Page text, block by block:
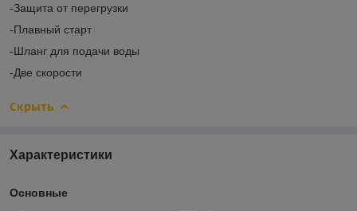
-Защита от перегрузки
-Плавный старт
-Шланг для подачи воды
-Две скорости
Скрыть
Характеристики
Основные